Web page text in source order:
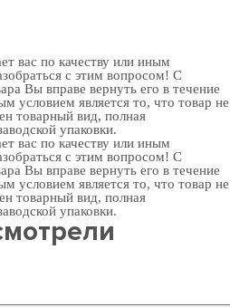
вас по качеству или иным
с этим вопросом! С
Вы вправе вернуть его в течение
условием является то, что товар не
товарный вид, полная
упаковки.
вас по качеству или иным
с этим вопросом! С
Вы вправе вернуть его в течение
условием является то, что товар не
товарный вид, полная
упаковки.